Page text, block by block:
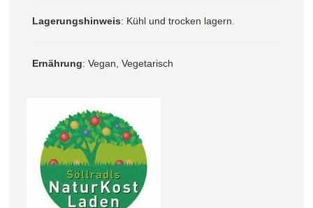
Lagerungshinweis: Kühl und trocken lagern.
Ernährung: Vegan, Vegetarisch